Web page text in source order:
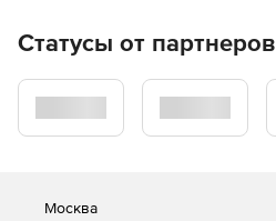
Создание организации.
Добавление сотрудников.
Статусы от партнеров
Москва